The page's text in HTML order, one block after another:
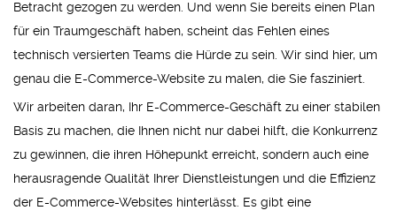
Betracht gezogen zu werden. Und wenn Sie bereits einen Plan
für ein Traumgeschäft haben, scheint das Fehlen eines
technisch versierten Teams die Hürde zu sein. Wir sind hier, um
genau die E-Commerce-Website zu malen, die Sie fasziniert.
Wir arbeiten daran, Ihr E-Commerce-Geschäft zu einer stabilen
Basis zu machen, die Ihnen nicht nur dabei hilft, die Konkurrenz
zu gewinnen, die ihren Höhepunkt erreicht, sondern auch eine
herausragende Qualität Ihrer Dienstleistungen und die Effizienz
der E-Commerce-Websites hinterlässt. Es gibt eine